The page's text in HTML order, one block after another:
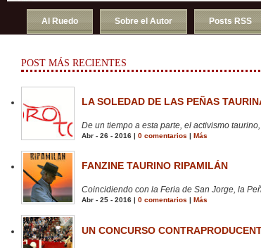
Al Ruedo Sobre el Autor Posts RSS
POST MÁS RECIENTES
LA SOLEDAD DE LAS PEÑAS
De un tiempo a esta parte, el activismo taurino,
Abr - 26 - 2016 | 0 comentarios | Más
FANZINE TAURINO RIPAMILÁN
Coincidiendo con la Feria de San Jorge, la
Abr - 25 - 2016 | 0 comentarios | Más
UN CONCURSO